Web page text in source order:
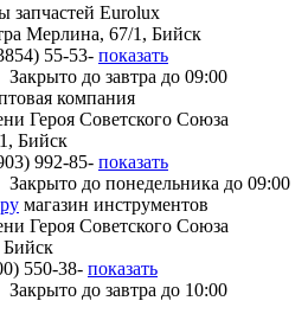
запчастей Eurolux
Мерлина, 67/1, Бийск
55-53- показать
Закрыто до завтра до 09:00
компания
Героя Советского Союза
Бийск
992-85- показать
Закрыто до понедельника до 09:00
магазин инструментов
Героя Советского Союза
Бийск
550-38- показать
Закрыто до завтра до 10:00